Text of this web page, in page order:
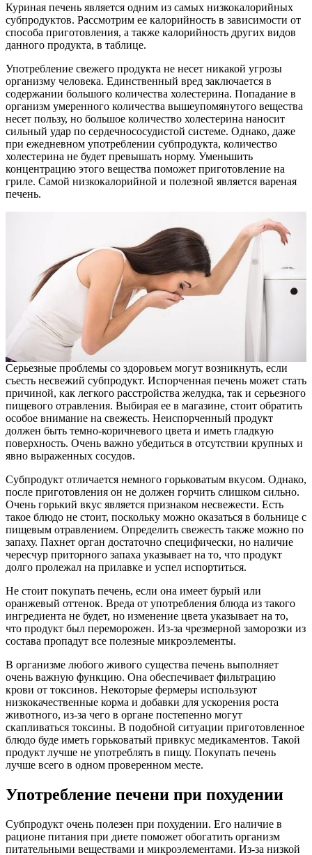
Куриная печень является одним из самых низкокалорийных
субпродуктов. Рассмотрим ее калорийность в зависимости от
способа приготовления, а также калорийность других видов
данного продукта, в таблице.
Употребление свежего продукта не несет никакой угрозы
организму человека. Единственный вред заключается в
содержании большого количества холестерина. Попадание в
организм умеренного количества вышеупомянутого вещества
несет пользу, но большое количество холестерина наносит
сильный удар по сердечнососудистой системе. Однако, даже
при ежедневном употреблении субпродукта, количество
холестерина не будет превышать норму. Уменьшить
концентрацию этого вещества поможет приготовление на
гриле. Самой низкокалорийной и полезной является вареная
печень.
Серьезные проблемы со здоровьем могут возникнуть, если
съесть несвежий субпродукт. Испорченная печень может стать
причиной, как легкого расстройства желудка, так и серьезного
пищевого отравления. Выбирая ее в магазине, стоит обратить
особое внимание на свежесть. Неиспорченный продукт
должен быть темно-коричневого цвета и иметь гладкую
поверхность. Очень важно убедиться в отсутствии крупных и
явно выраженных сосудов.
Субпродукт отличается немного горьковатым вкусом. Однако,
после приготовления он не должен горчить слишком сильно.
Очень горький вкус является признаком несвежести. Есть
такое блюдо не стоит, поскольку можно оказаться в больнице с
пищевым отравлением. Определить свежесть также можно по
запаху. Пахнет орган достаточно специфически, но наличие
чересчур приторного запаха указывает на то, что продукт
долго пролежал на прилавке и успел испортиться.
Не стоит покупать печень, если она имеет бурый или
оранжевый оттенок. Вреда от употребления блюда из такого
ингредиента не будет, но изменение цвета указывает на то,
что продукт был переморожен. Из-за чрезмерной заморозки из
состава пропадут все полезные микроэлементы.
В организме любого живого существа печень выполняет
очень важную функцию. Она обеспечивает фильтрацию
крови от токсинов. Некоторые фермеры используют
низкокачественные корма и добавки для ускорения роста
животного, из-за чего в органе постепенно могут
скапливаться токсины. В подобной ситуации приготовленное
блюдо буде иметь горьковатый привкус медикаментов. Такой
продукт лучше не употреблять в пищу. Покупать печень
лучше всего в одном проверенном месте.
Употребление печени при похудении
Субпродукт очень полезен при похудении. Его наличие в
рационе питания при диете поможет обогатить организм
питательными веществами и микроэлементами. Из-за низкой